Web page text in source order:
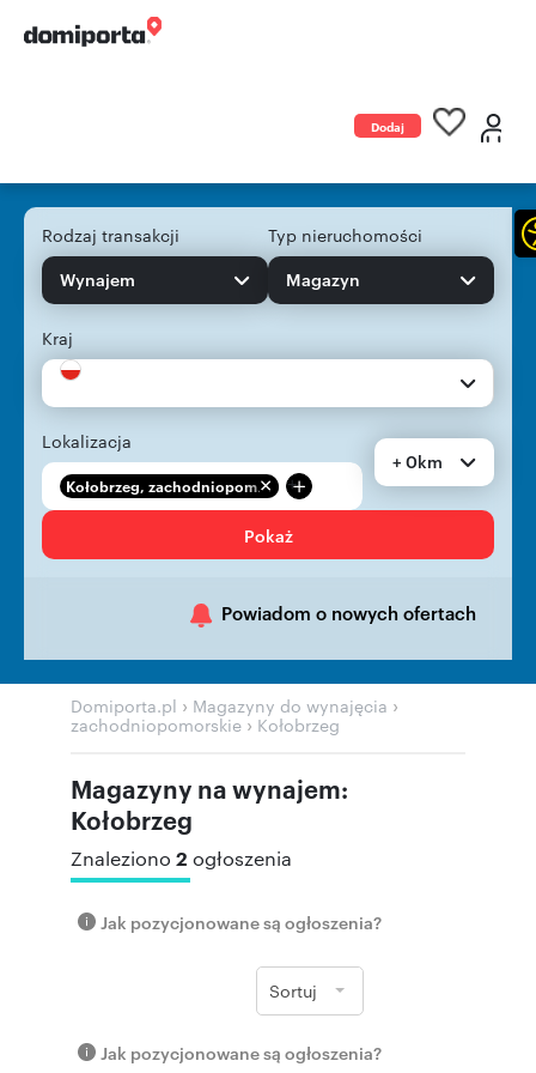
Dodaj
Rodzaj transakcji
Wynajem
Typ nieruchomości
Magazyn
Kraj
Lokalizacja
Kołobrzeg, zachodniopom... +
+ 0km
Pokaż
Powiadom o nowych ofertach
Domiporta.pl › Magazyny do wynajęcia ›
zachodniopomorskie › Kołobrzeg
Magazyny na wynajem:
Kołobrzeg
Znaleziono 2 ogłoszenia
Jak pozycjonowane są ogłoszenia?
Sortuj
Jak pozycjonowane są ogłoszenia?